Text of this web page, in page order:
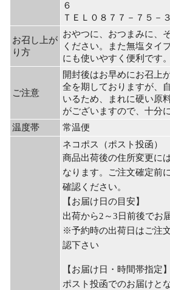
６
ＴＥＬ０８７７－７５－
お召し上が
り方
おやつに、おつまみに、
ください。また無塩タイ
にも使いやすく便利です。
ご注意
開封後はお早めにお召上
全を期しておりますが、
いるため、まれに硬い原
がございますので、十分
温度帯
常温便
ネコポス（ポスト投函）
商品出荷後の住所変更に
なります。ご注文確定前
確認ください。
【お届け日の目安】
出荷から2～3日前後でお
※予約時の出荷日はご注
認下さい
【お届け日・時間帯指定】
ポスト投函でのお届けと